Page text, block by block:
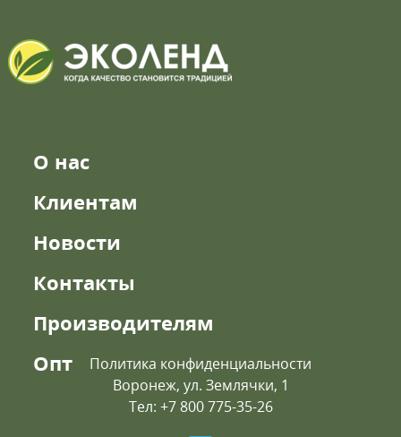
О нас
Клиентам
Новости
Контакты
Производителям
Опт
Политика конфиденциальности
Воронеж, ул. Землячки, 1
Тел: +7 800 775-35-26